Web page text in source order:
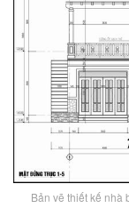
Bản vẽ thiết kế nhà